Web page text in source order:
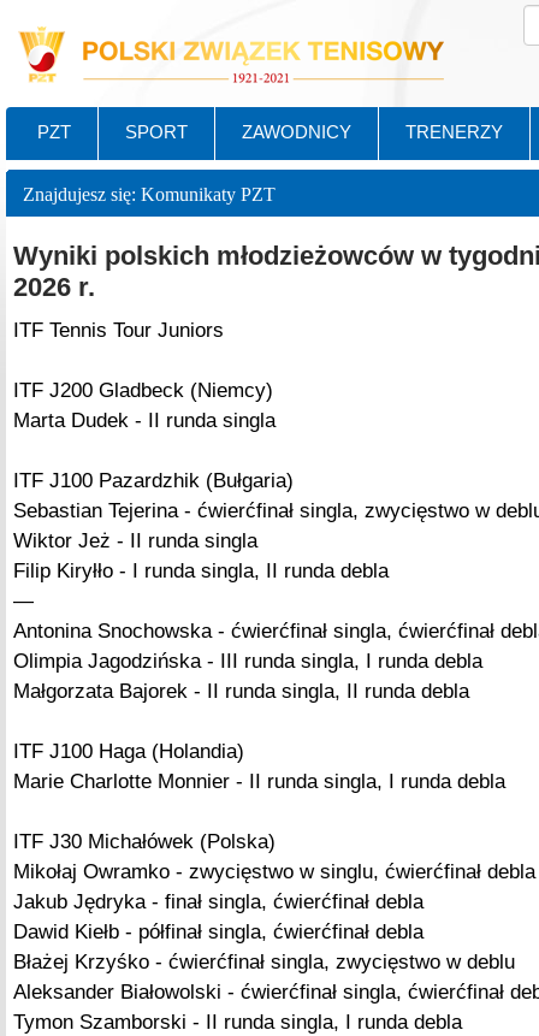
PZT SPORT ZAWODNICY TRENERZY
Znajdujesz się: Komunikaty PZT
Wyniki polskich młodzieżowców w
2026 r.
ITF Tennis Tour Juniors
ITF J200 Gladbeck (Niemcy)
Marta Dudek - II runda singla
ITF J100 Pazardzhik (Bułgaria)
Sebastian Tejerina - ćwierćfinał singla, zwycięstwo w
Wiktor Jeż - II runda singla
Filip Kiryłło - I runda singla, II runda debla
—
Antonina Snochowska - ćwierćfinał singla, ćwierćfinał
Olimpia Jagodzińska - III runda singla, I runda debla
Małgorzata Bajorek - II runda singla, II runda debla
ITF J100 Haga (Holandia)
Marie Charlotte Monnier - II runda singla, I runda debla
ITF J30 Michałówek (Polska)
Mikołaj Owramko - zwycięstwo w singlu, ćwierćfinał debla
Jakub Jędryka - finał singla, ćwierćfinał debla
Dawid Kiełb - półfinał singla, ćwierćfinał debla
Błażej Krzyśko - ćwierćfinał singla, zwycięstwo w deblu
Aleksander Białowolski - ćwierćfinał singla, ćwierćfinał
Tymon Szamborski - II runda singla, I runda debla